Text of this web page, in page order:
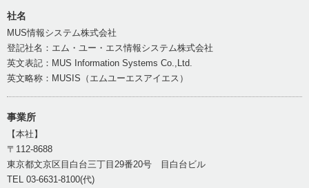
社名
MUS情報システム株式会社
登記社名：エム・ユー・エス情報システム株式会社
英文表記：MUS Information Systems Co.,Ltd.
英文略称：MUSIS（エムユーエスアイエス）
事業所
【本社】
〒112-8688
東京都文京区目白台三丁目29番20号 目白台ビル
TEL 03-6631-8100(代)